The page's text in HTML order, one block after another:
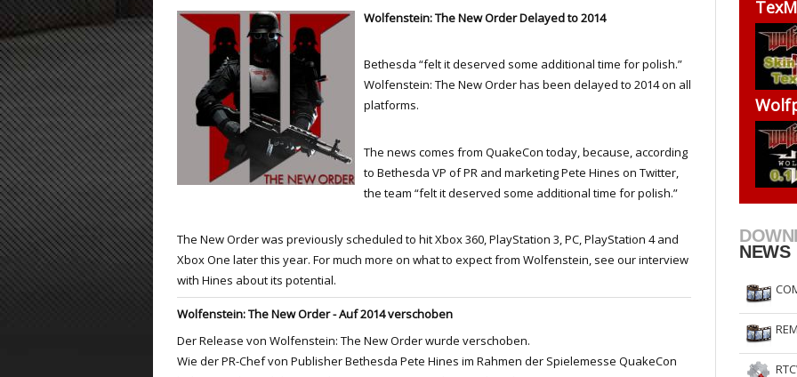
ET:QW Movies
DB Misc
DB Movies
Wolfenstein Movies
ET Scene
ET:QW Scene
DB Scene
General News
Game News
Game Movies
PC Hard + Software
RtCW Feintuning
Wolfenstein: The New Order Delayed to 2014
Bethesda “felt it deserved some additional time for polish.”
Wolfenstein: The New Order has been delayed to 2014 on all
platforms.
The news comes from QuakeCon today, because, according
to Bethesda VP of PR and marketing Pete Hines on Twitter,
the team “felt it deserved some additional time for polish.”
The New Order was previously scheduled to hit Xbox 360, PlayStation 3, PC, PlayStation 4 and
Xbox One later this year. For much more on what to expect from Wolfenstein, see our interview
with Hines about its potential.
Wolfenstein: The New Order - Auf 2014 verschoben
Der Release von Wolfenstein: The New Order wurde verschoben.
Wie der PR-Chef von Publisher Bethesda Pete Hines im Rahmen der Spielemesse QuakeCon
NEWS